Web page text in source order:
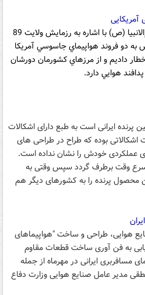
آمریکایی
فرمانده قرارگاه پدافند هوايي خاتم‌الانبيا (ص) با اشاره به رزمايش ولايت 89
به دو فروند هواپيماي جاسوسي آمريكا
داديم و از مرزهاي كشورمان دورشان
هوايي دارد.
"ایران-140" نخستین پرنده ایرانی است به طبع دارای اشکالات
بوده که طراح در طراحی های
عملکردی خودش را نشان نداده است.
وقت برطرف گردد سپس وقتی به
محصول پرنده را به کشورهای دیگر هم
هوایی، طراحی و ساخت "هواپیماهای
به فن آوری ساخت قطعات مقاوم
مسافربری ایرانی در مهرماه از جمله
مدیر عامل صنایع هوایی وزارت دفاع